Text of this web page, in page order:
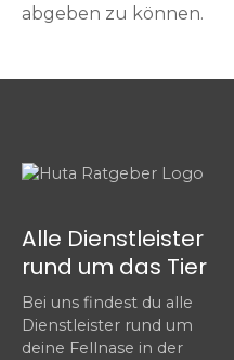
abgeben zu können.
Alle Dienstleister
rund um das Tier
Bei uns findest du alle
Dienstleister rund um
deine Fellnase in der